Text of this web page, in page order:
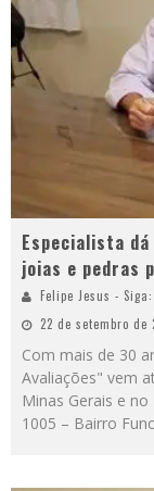
Especialista
joias e pedras
Felipe Jesus -
22 de setembro de
Com mais de 30
Avaliações" vem
Minas Gerais e no
1005 – Bairro